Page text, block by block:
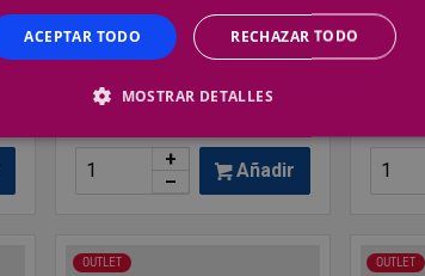
Precio por 1 ud
+
–
Añadir
Juego-
OUTLET OUTLET
ACEPTAR TODO RECHAZAR TODO
MOSTRAR DETALLES